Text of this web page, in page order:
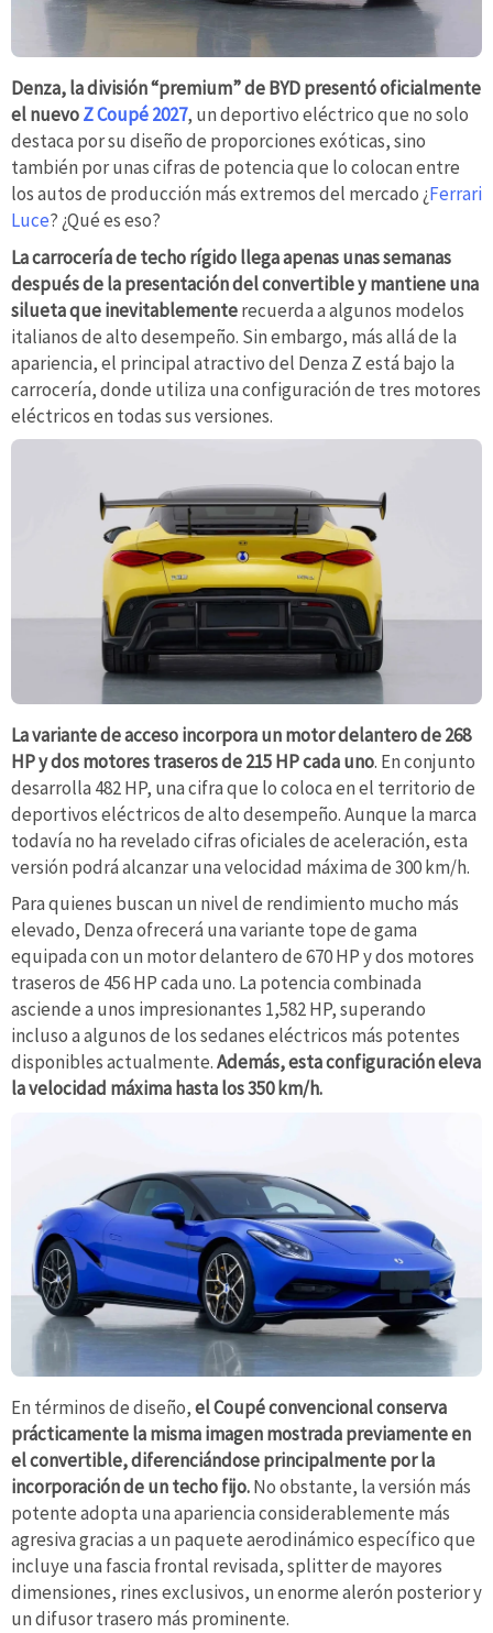
Denza, la división “premium” de BYD presentó oficialmente
el nuevoZ Coupé 2027, un deportivo eléctrico que no solo
destaca por su diseño de proporciones exóticas, sino
también por unas cifras de potencia que lo colocan entre
los autos de producción más extremos del mercado ¿Ferrari
Luce? ¿Qué es eso?
La carrocería de techo rígido llega apenas unas semanas
después de la presentación del convertible y mantiene una
silueta que inevitablementerecuerda a algunos modelos
italianos de alto desempeño. Sin embargo, más allá de la
apariencia, el principal atractivo del Denza Z está bajo la
carrocería, donde utiliza una configuración de tres motores
eléctricos en todas sus versiones.
La variante de acceso incorpora un motor delantero de 268
HP y dos motores traseros de 215 HP cada uno. En conjunto
desarrolla 482 HP, una cifra que lo coloca en el territorio de
deportivos eléctricos de alto desempeño. Aunque la marca
todavía no ha revelado cifras oficiales de aceleración, esta
versión podrá alcanzar una velocidad máxima de 300 km/h.
Para quienes buscan un nivel de rendimiento mucho más
elevado, Denza ofrecerá una variante tope de gama
equipada con un motor delantero de 670 HP y dos motores
traseros de 456 HP cada uno. La potencia combinada
asciende a unos impresionantes 1,582 HP, superando
incluso a algunos de los sedanes eléctricos más potentes
disponibles actualmente.Además, esta configuración eleva
la velocidad máxima hasta los 350 km/h.
En términos de diseño,el Coupé convencional conserva
prácticamente la misma imagen mostrada previamente en
el convertible, diferenciándose principalmente por la
incorporación de un techo fijo.No obstante, la versión más
potente adopta una apariencia considerablemente más
agresiva gracias a un paquete aerodinámico específico que
incluye una fascia frontal revisada, splitter de mayores
dimensiones, rines exclusivos, un enorme alerón posterior y
un difusor trasero más prominente.